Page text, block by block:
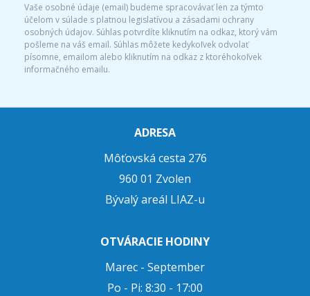
Vaše osobné údaje (email) budeme spracovávať len za týmto
účelom v súlade s platnou legislatívou a zásadami ochrany
osobných údajov. Súhlas potvrdíte kliknutím na odkaz, ktorý vám
pošleme na váš email. Súhlas môžete kedykoľvek odvolať
písomne, emailom alebo kliknutím na odkaz z ktoréhokoľvek
informačného emailu.
ADRESA
Môťovská cesta 276
960 01 Zvolen
Bývalý areál LIAZ-u
OTVÁRACIE HODINY
Marec - September
Po - Pi: 8:30 - 17:00